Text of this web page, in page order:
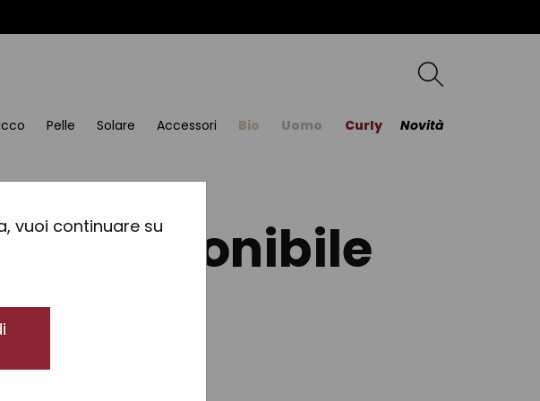
vuoi continuare su
Pelle Solare Accessori Bio Uomo Curly Novità
è disponibile